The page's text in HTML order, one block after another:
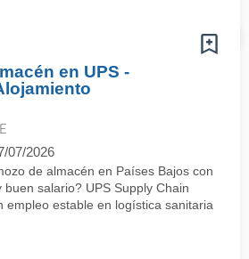
en UPS -
07/2026
de almacén en Países Bajos con
salario? UPS Supply Chain
empleo estable en logística sanitaria